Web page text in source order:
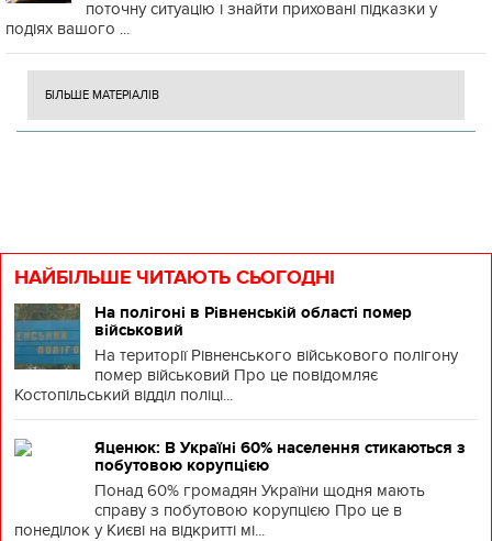
поточну ситуацію і знайти приховані підказки у
подіях вашого ...
БІЛЬШЕ МАТЕРІАЛІВ
НАЙБІЛЬШЕ ЧИТАЮТЬ СЬОГОДНІ
На полігоні в Рівненській області помер
військовий
На території Рівненського військового полігону
помер військовий Про це повідомляє
Костопільський відділ поліці...
Яценюк: В Україні 60% населення стикаються з
побутовою корупцією
Понад 60% громадян України щодня мають
справу з побутовою корупцією Про це в
понеділок у Києві на відкритті мі...